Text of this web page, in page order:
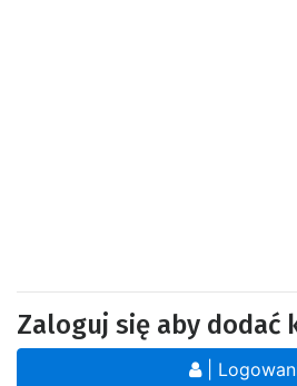
Zaloguj się aby dodać
|